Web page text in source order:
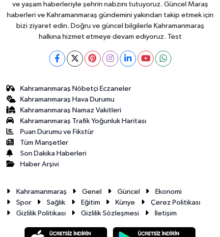
ve yaşam haberleriyle şehrin nabzını tutuyoruz. Güncel Maraş
haberleri ve Kahramanmaraş gündemini yakından takip etmek için
bizi ziyaret edin. Doğru ve güncel bilgilerle Kahramanmaraş
halkına hizmet etmeye devam ediyoruz. Test
Kahramanmaraş Nöbetçi Eczaneler
Kahramanmaraş Hava Durumu
Kahramanmaraş Namaz Vakitleri
Kahramanmaraş Trafik Yoğunluk Haritası
Puan Durumu ve Fikstür
Tüm Manşetler
Son Dakika Haberleri
Haber Arşivi
Kahramanmaraş Genel Güncel
Ekonomi
Spor
Sağlık Eğitim Künye
Çerez Politikası
Gizlilik Politikası
Gizlilik Sözleşmesi İletişim